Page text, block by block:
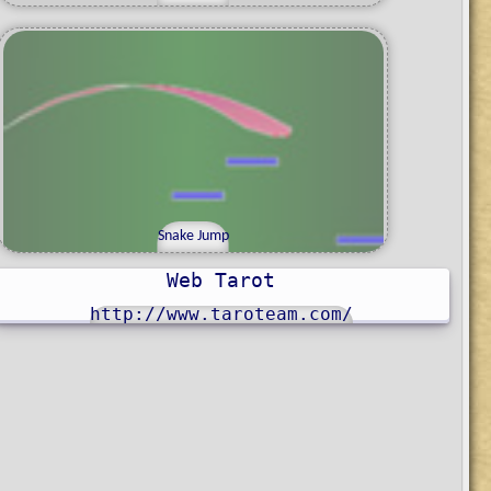
Snake Jump
Web Tarot
http://www.taroteam.com/